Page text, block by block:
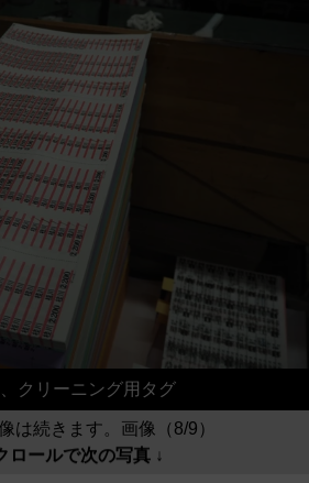
クリーニング用タグ
は続きます。画像（8/9）
ロールで次の写真 ↓